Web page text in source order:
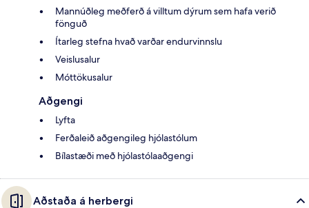
Mannúðleg meðferð á villtum dýrum sem hafa verið
fönguð
Ítarleg stefna hvað varðar endurvinnslu
Veislusalur
Móttökusalur
Aðgengi
Lyfta
Ferðaleið aðgengileg hjólastólum
Bílastæði með hjólastólaaðgengi
Aðstaða á herbergi